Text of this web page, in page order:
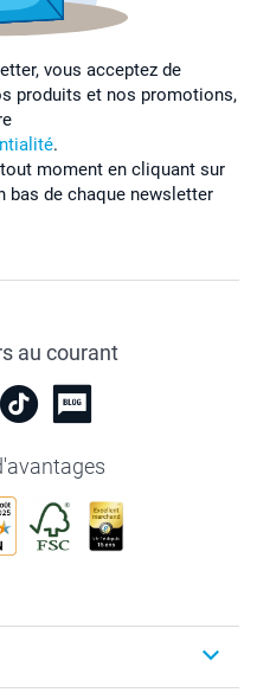
vous acceptez de
produits et nos promotions,
.
moment en cliquant sur
bas de chaque newsletter
au courant